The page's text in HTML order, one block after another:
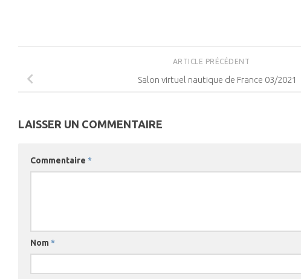
ARTICLE PRÉCÉDENT
Salon virtuel nautique de France 03/2021
LAISSER UN COMMENTAIRE
Commentaire *
Nom *